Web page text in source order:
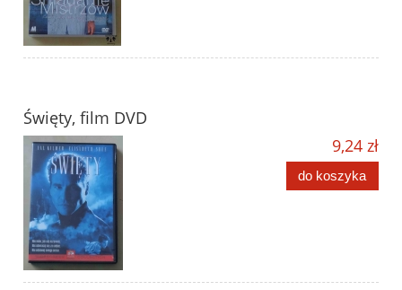
Święty, film DVD
9,24 zł
do koszyka